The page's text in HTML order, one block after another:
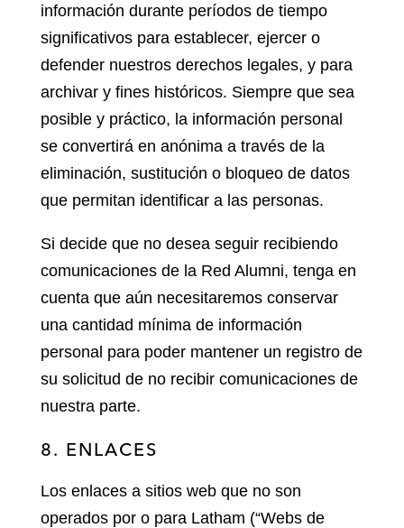
información durante períodos de tiempo
significativos para establecer, ejercer o
defender nuestros derechos legales, y para
archivar y fines históricos. Siempre que sea
posible y práctico, la información personal
se convertirá en anónima a través de la
eliminación, sustitución o bloqueo de datos
que permitan identificar a las personas.
Si decide que no desea seguir recibiendo
comunicaciones de la Red Alumni, tenga en
cuenta que aún necesitaremos conservar
una cantidad mínima de información
personal para poder mantener un registro de
su solicitud de no recibir comunicaciones de
nuestra parte.
8. ENLACES
Los enlaces a sitios web que no son
operados por o para Latham (“Webs de